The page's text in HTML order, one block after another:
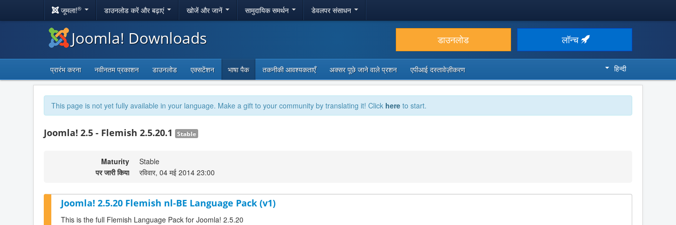
जूमला!® डाउनलोड करें और बढ़ाएं खोजें और जानें सामुदायिक समर्थन डेवलपर संसाधन
Joomla! Downloads डाउनलोड लॉन्च
प्रारंभ करना नवीनतम प्रकाशन डाउनलोड एक्सटेंशन भाषा पैक तकनीकी आवश्यकताएँ अक्सर पूछे जाने वाले प्रशन एपीआई दस्तावेज़ीकरण हिन्दी
This page is not yet fully available in your language. Make a gift to your community by translating it! Click here to start.
Joomla! 2.5 - Flemish 2.5.20.1 Stable
Maturity
Stable
पर जारी किया
रविवार, 04 मई 2014 23:00
Joomla! 2.5.20 Flemish nl-BE Language Pack (v1)
This is the full Flemish Language Pack for Joomla! 2.5.20